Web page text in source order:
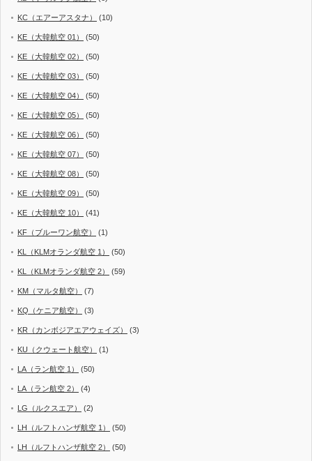
KC（エアーアスタナ） (10)
KE（大韓航空 01） (50)
KE（大韓航空 02） (50)
KE（大韓航空 03） (50)
KE（大韓航空 04） (50)
KE（大韓航空 05） (50)
KE（大韓航空 06） (50)
KE（大韓航空 07） (50)
KE（大韓航空 08） (50)
KE（大韓航空 09） (50)
KE（大韓航空 10） (41)
KF（ブルーワン航空） (1)
KL（KLMオランダ航空 1） (50)
KL（KLMオランダ航空 2） (59)
KM（マルタ航空） (7)
KQ（ケニア航空） (3)
KR（カンボジアエアウェイズ） (3)
KU（クウェート航空） (1)
LA（ラン航空 1） (50)
LA（ラン航空 2） (4)
LG（ルクスエア） (2)
LH（ルフトハンザ航空 1） (50)
LH（ルフトハンザ航空 2） (50)